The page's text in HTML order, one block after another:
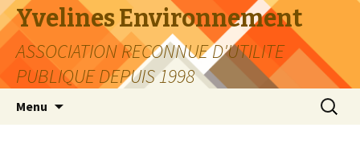
Yvelines Environnement
ASSOCIATION RECONNUE D'UTILITE
PUBLIQUE DEPUIS 1998
Menu